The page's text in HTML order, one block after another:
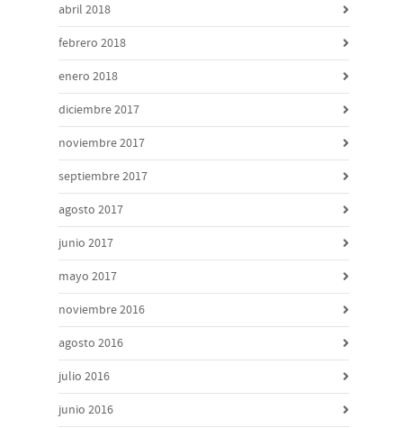
abril 2018
febrero 2018
enero 2018
diciembre 2017
noviembre 2017
septiembre 2017
agosto 2017
junio 2017
mayo 2017
noviembre 2016
agosto 2016
julio 2016
junio 2016